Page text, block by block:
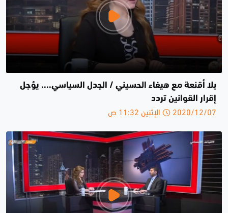
بلا أقنعة مع هيفاء الحسيني / الجدل السياسي.... يؤجل
إقرار القوانين ‎تردد
2020/12/07 الإثنين 11:32 ص